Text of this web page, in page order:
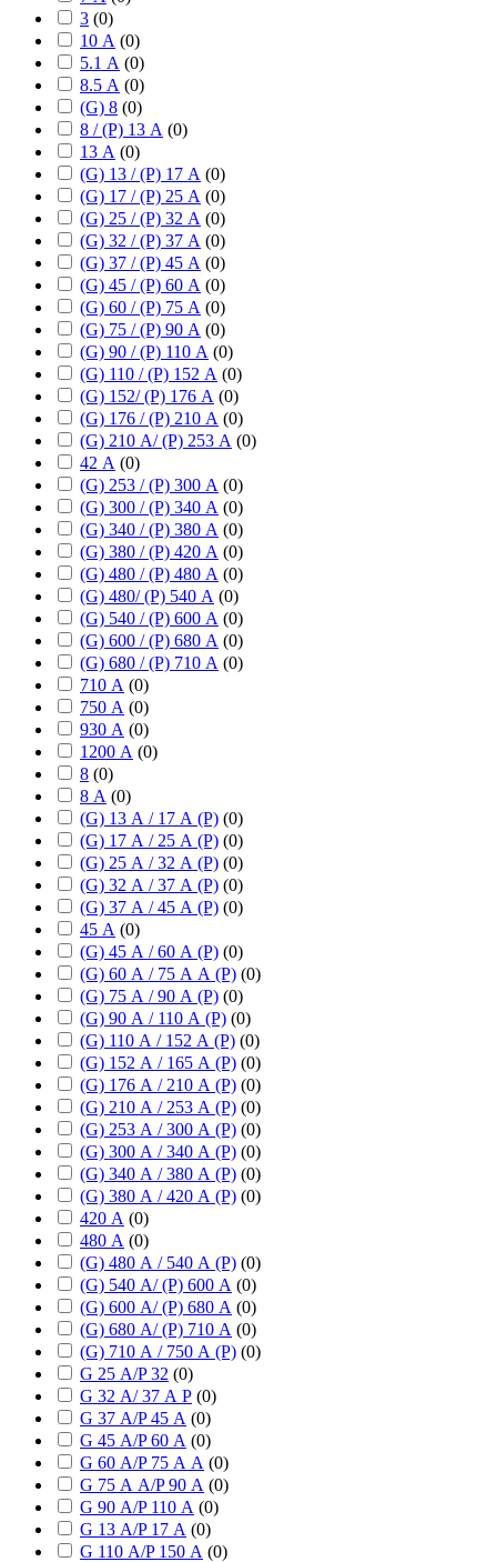
3 (0)
10 А (0)
5.1 А (0)
8.5 А (0)
(G) 8 (0)
8 / (P) 13 А (0)
13 А (0)
(G) 13 / (P) 17 А (0)
(G) 17 / (P) 25 А (0)
(G) 25 / (P) 32 А (0)
(G) 32 / (P) 37 А (0)
(G) 37 / (P) 45 А (0)
(G) 45 / (P) 60 А (0)
(G) 60 / (P) 75 А (0)
(G) 75 / (P) 90 А (0)
(G) 90 / (P) 110 А (0)
(G) 110 / (P) 152 А (0)
(G) 152/ (P) 176 А (0)
(G) 176 / (P) 210 А (0)
(G) 210 А/ (P) 253 А (0)
42 А (0)
(G) 253 / (P) 300 А (0)
(G) 300 / (P) 340 А (0)
(G) 340 / (P) 380 А (0)
(G) 380 / (P) 420 А (0)
(G) 480 / (P) 480 А (0)
(G) 480/ (P) 540 А (0)
(G) 540 / (P) 600 А (0)
(G) 600 / (P) 680 А (0)
(G) 680 / (P) 710 А (0)
710 А (0)
750 А (0)
930 А (0)
1200 А (0)
8 (0)
8 А (0)
(G) 13 А / 17 А (P) (0)
(G) 17 А / 25 А (P) (0)
(G) 25 А / 32 А (P) (0)
(G) 32 А / 37 А (P) (0)
(G) 37 А / 45 А (P) (0)
45 А (0)
(G) 45 А / 60 А (P) (0)
(G) 60 А / 75 А А (P) (0)
(G) 75 А / 90 А (P) (0)
(G) 90 А / 110 А (P) (0)
(G) 110 А / 152 А (P) (0)
(G) 152 А / 165 А (P) (0)
(G) 176 А / 210 А (P) (0)
(G) 210 А / 253 А (P) (0)
(G) 253 А / 300 А (P) (0)
(G) 300 А / 340 А (P) (0)
(G) 340 А / 380 А (P) (0)
(G) 380 А / 420 А (P) (0)
420 А (0)
480 А (0)
(G) 480 А / 540 А (P) (0)
(G) 540 А/ (P) 600 А (0)
(G) 600 А/ (P) 680 А (0)
(G) 680 А/ (P) 710 А (0)
(G) 710 А / 750 А (P) (0)
G 25 А/P 32 (0)
G 32 А/ 37 А P (0)
G 37 А/P 45 А (0)
G 45 А/P 60 А (0)
G 60 А/P 75 А А (0)
G 75 А А/P 90 А (0)
G 90 А/P 110 А (0)
G 13 А/P 17 А (0)
G 110 А/P 150 А (0)